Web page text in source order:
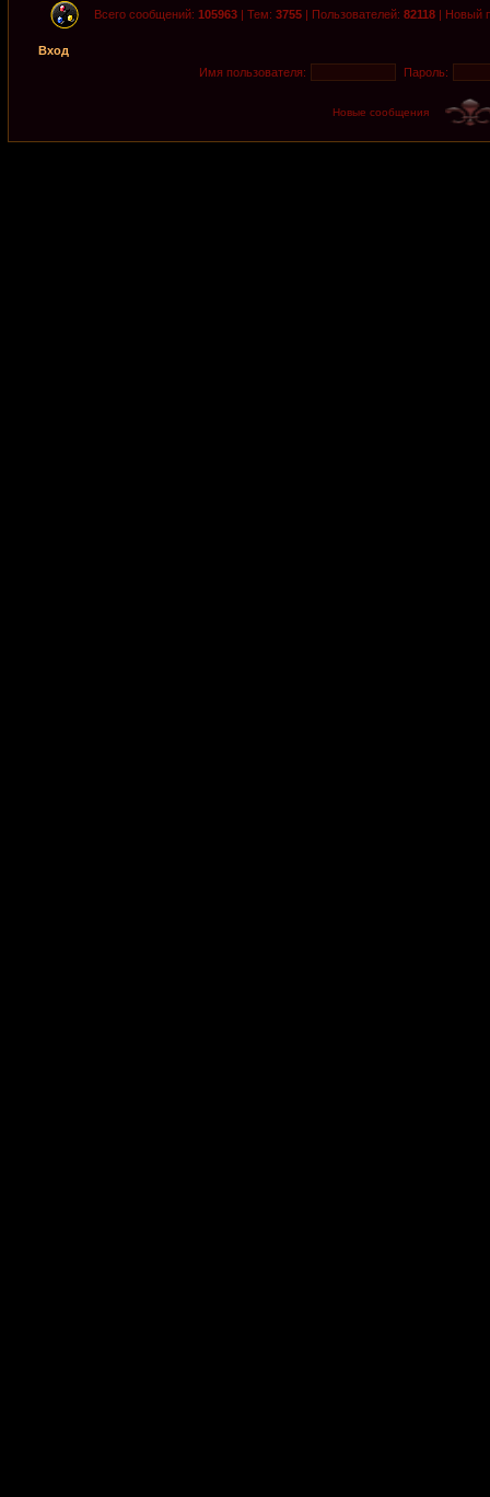
Всего сообщений: 105963 | Тем: 3755 | Пользователей: 82118 | Новый
Вход
Имя пользователя:
Пароль:
Новые сообщения